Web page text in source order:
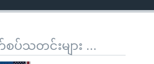
ပ်သတင်းများ ...